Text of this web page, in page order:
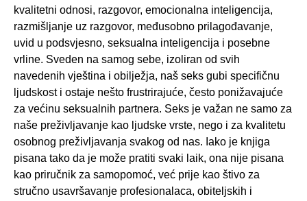
kvalitetni odnosi, razgovor, emocionalna inteligencija,
razmišljanje uz razgovor, međusobno prilagođavanje,
uvid u podsvjesno, seksualna inteligencija i posebne
vrline. Sveden na samog sebe, izoliran od svih
navedenih vještina i obilježja, naš seks gubi specifičnu
ljudskost i ostaje nešto frustrirajuće, često ponižavajuće
za većinu seksualnih partnera. Seks je važan ne samo za
naše preživljavanje kao ljudske vrste, nego i za kvalitetu
osobnog preživljavanja svakog od nas. Iako je knjiga
pisana tako da je može pratiti svaki laik, ona nije pisana
kao priručnik za samopomoć, već prije kao štivo za
stručno usavršavanje profesionalaca, obiteljskih i